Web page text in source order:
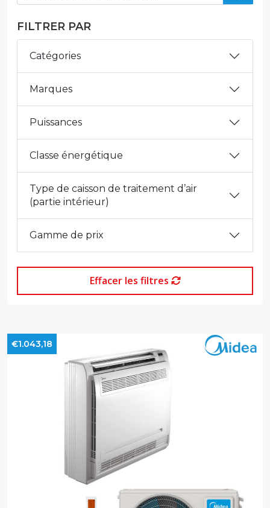
FILTRER PAR
Catégories
Marques
Puissances
Classe énergétique
Type de caisson de traitement d’air
(partie intérieur)
Gamme de prix
Effacer les filtres
€1.043,18